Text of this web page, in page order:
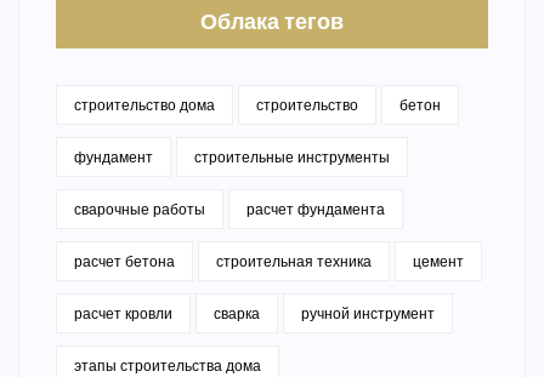
Облака тегов
строительство дома строительство бетон
фундамент строительные инструменты
сварочные работы расчет фундамента
расчет бетона строительная техника цемент
расчет кровли сварка ручной инструмент
этапы строительства дома